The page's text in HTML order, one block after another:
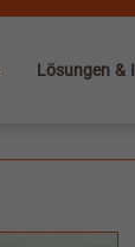
Lösungen &